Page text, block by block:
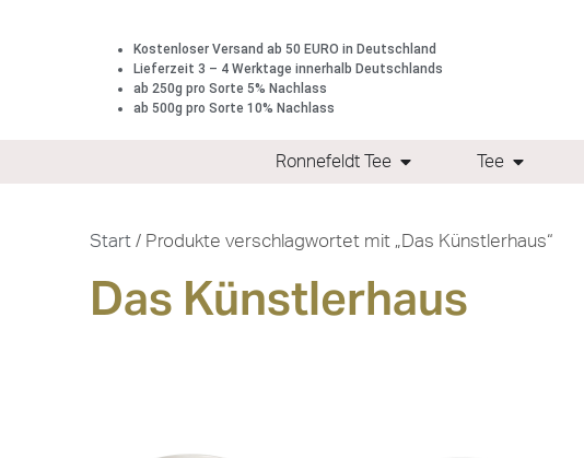
Kostenloser Versand ab 50 EURO in Deutschland
Lieferzeit 3 – 4 Werktage innerhalb Deutschlands
ab 250g pro Sorte 5% Nachlass
ab 500g pro Sorte 10% Nachlass
Ronnefeldt Tee Tee
Start / Produkte verschlagwortet mit „Das Künstlerhaus“
Das Künstlerhaus